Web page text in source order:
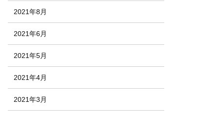
2021年8月
2021年6月
2021年5月
2021年4月
2021年3月